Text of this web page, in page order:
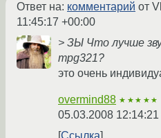
Ответ на: комментарий от
11:45:17 +00:00
> ЗЫ Что лучше
mpg321?
это очень
overmind88 ★★★★★
05.03.2008